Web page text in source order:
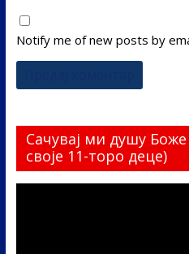
Notify me of new posts by
Сачувај ми душу
своје 11-торо деце)